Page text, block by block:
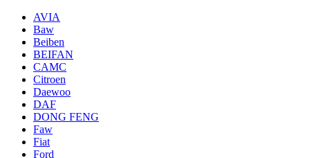
AVIA
Baw
Beiben
BEIFAN
CAMC
Citroen
Daewoo
DAF
DONG FENG
Faw
Fiat
Ford